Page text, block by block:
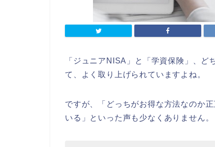
「ジュニアNISA」と「学資保険」、
て、よく取り上げられていますよね。
ですが、「どっちがお得な方法なのか
いる」といった声も少なくありません。